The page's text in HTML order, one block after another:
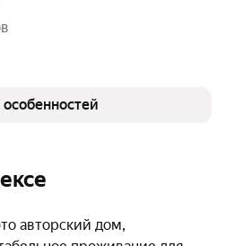
ДДУ, 214 ФЗ
есть
авторский дом,